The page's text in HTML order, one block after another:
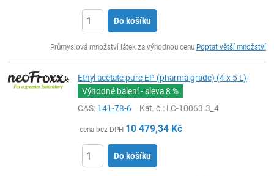
Do košíku
Průmyslová množství látek za výhodnou cenu Poptat větší množství
Ethyl acetate pure EP (pharma grade) (4 x 5 L)
Výhodné balení - sleva8 %
CAS: 141-78-6 Kat. č.: LC-10063.3_4
cena bez DPH 10 479,34 Kč
Do košíku